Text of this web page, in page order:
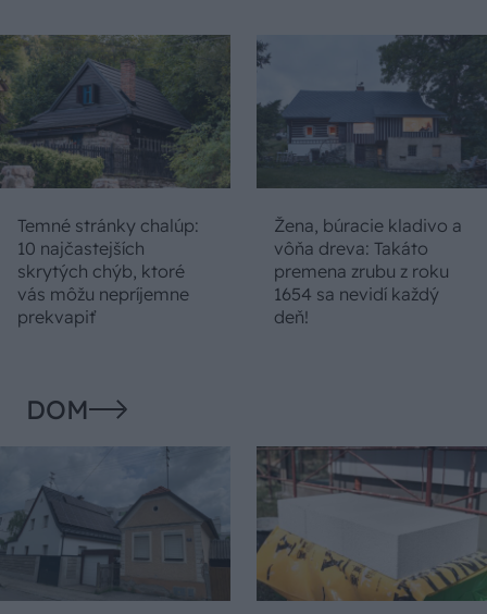
Temné stránky chalúp:
10 najčastejších
skrytých chýb, ktoré
vás môžu nepríjemne
prekvapiť
Žena, búracie kladivo a
vôňa dreva: Takáto
premena zrubu z roku
1654 sa nevidí každý
deň!
DOM